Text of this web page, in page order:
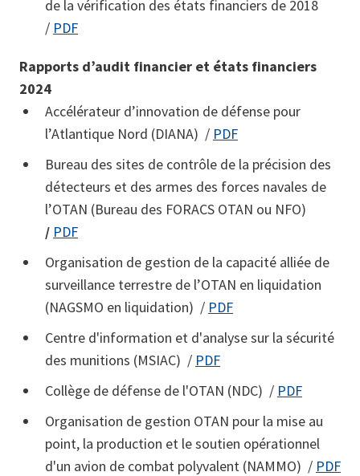
de la vérification des états financiers de 2018
/ PDF
Rapports d’audit financier et états financiers
2024
Accélérateur d’innovation de défense pour
l’Atlantique Nord (DIANA) / PDF
Bureau des sites de contrôle de la précision des
détecteurs et des armes des forces navales de
l’OTAN (Bureau des FORACS OTAN ou NFO)
/ PDF
Organisation de gestion de la capacité alliée de
surveillance terrestre de l’OTAN en liquidation
(NAGSMO en liquidation) / PDF
Centre d'information et d'analyse sur la sécurité
des munitions (MSIAC) / PDF
Collège de défense de l'OTAN (NDC) / PDF
Organisation de gestion OTAN pour la mise au
point, la production et le soutien opérationnel
d'un avion de combat polyvalent (NAMMO) / PDF